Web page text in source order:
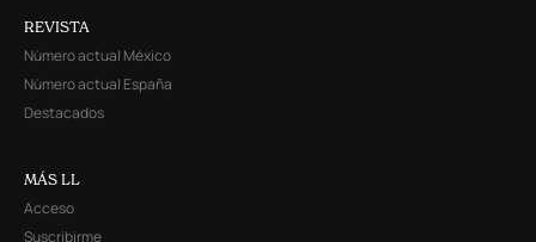
REVISTA
Número actual México
Número actual España
Destacados
MÁS LL
Acceso
Suscribirme